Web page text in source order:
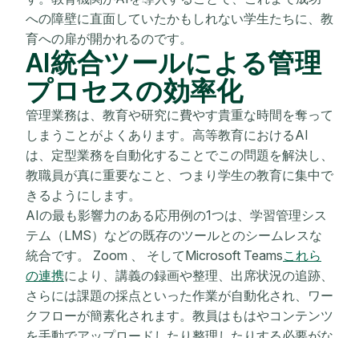
への障壁に直面していたかもしれない学生たちに、教
育への扉が開かれるのです。
AI統合ツールによる管理
プロセスの効率化
管理業務は、教育や研究に費やす貴重な時間を奪って
しまうことがよくあります。高等教育におけるAI
は、定型業務を自動化することでこの問題を解決し、
教職員が真に重要なこと、つまり学生の教育に集中で
きるようにします。
AIの最も影響力のある応用例の1つは、学習管理シス
テム（LMS）などの既存のツールとのシームレスな
統合です。 Zoom 、 そしてMicrosoft Teamsこれら
の連携により、講義の録画や整理、出席状況の追跡、
さらには課題の採点といった作業が自動化され、ワー​​
クフローが簡素化されます。教員はもはやコンテンツ